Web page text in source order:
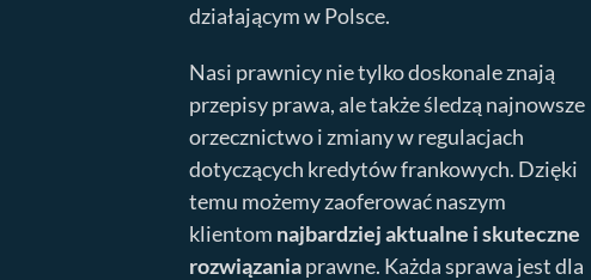
działającym w Polsce.
Nasi prawnicy nie tylko doskonale znają
przepisy prawa, ale także śledzą najnowsze
orzecznictwo i zmiany w regulacjach
dotyczących kredytów frankowych. Dzięki
temu możemy zaoferować naszym
klientom najbardziej aktualne i skuteczne
rozwiązaniaprawne. Każda sprawa jest dla